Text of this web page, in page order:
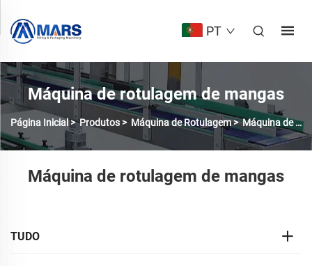
PT
Máquina de rotulagem de mangas
Página Inicial>Produtos > Máquina de Rotulagem>Máquina de Etiquetagem de Mangas
Máquina de rotulagem de mangas
TUDO